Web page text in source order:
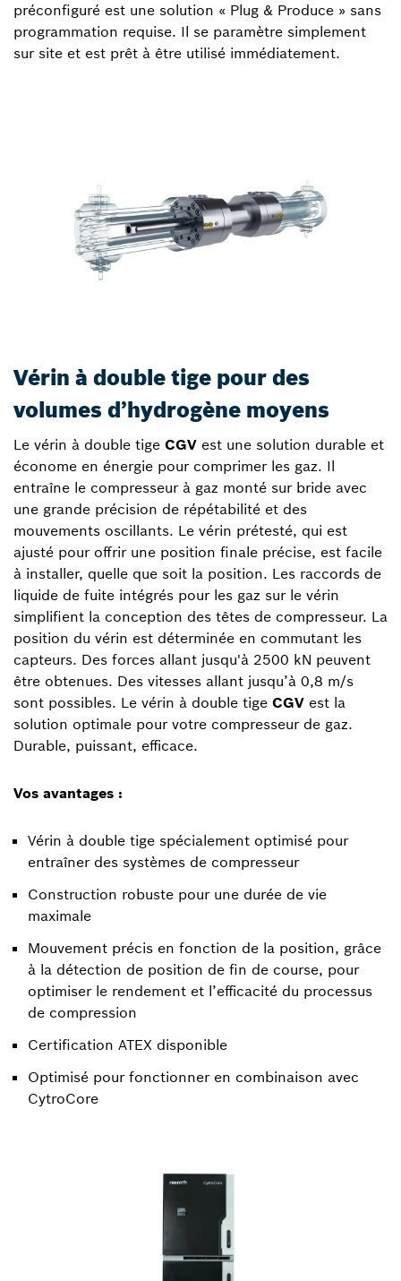
préconfiguré est une solution « Plug & Produce » sans
programmation requise. Il se paramètre simplement
sur site et est prêt à être utilisé immédiatement.
Vérin à double tige pour des
volumes d’hydrogène moyens
Le vérin à double tige CGV est une solution durable et
économe en énergie pour comprimer les gaz. Il
entraîne le compresseur à gaz monté sur bride avec
une grande précision de répétabilité et des
mouvements oscillants. Le vérin prétesté, qui est
ajusté pour offrir une position finale précise, est facile
à installer, quelle que soit la position. Les raccords de
liquide de fuite intégrés pour les gaz sur le vérin
simplifient la conception des têtes de compresseur. La
position du vérin est déterminée en commutant les
capteurs. Des forces allant jusqu'à 2500 kN peuvent
être obtenues. Des vitesses allant jusqu’à 0,8 m/s
sont possibles. Le vérin à double tige CGV est la
solution optimale pour votre compresseur de gaz.
Durable, puissant, efficace.
Vos avantages :
Vérin à double tige spécialement optimisé pour
entraîner des systèmes de compresseur
Construction robuste pour une durée de vie
maximale
Mouvement précis en fonction de la position, grâce
à la détection de position de fin de course, pour
optimiser le rendement et l’efficacité du processus
de compression
Certification ATEX disponible
Optimisé pour fonctionner en combinaison avec
CytroCore